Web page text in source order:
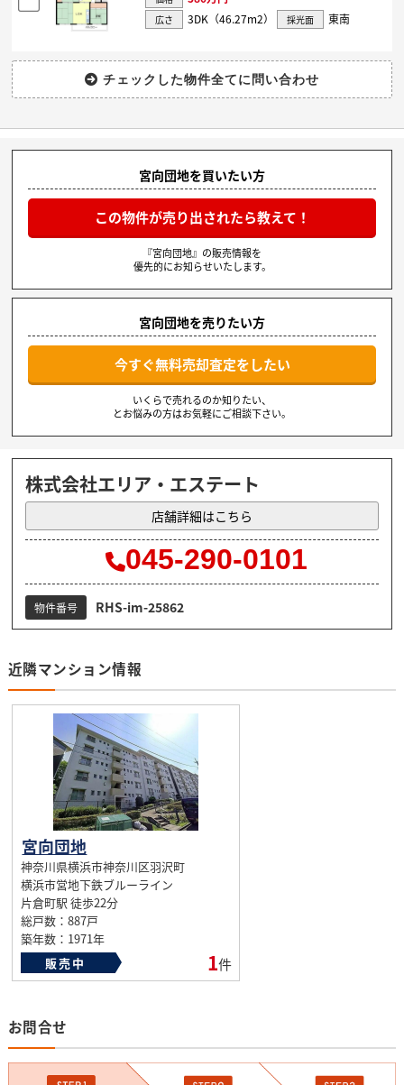
広さ 3DK（46.27m2） 採光面 東南
宮向団地を買いたい方
この物件が売り出されたら教えて！
『宮向団地』の販売情報を
優先的にお知らせいたします。
宮向団地を売りたい方
今すぐ無料売却査定をしたい
いくらで売れるのか知りたい、
とお悩みの方はお気軽にご相談下さい。
株式会社エリア・エステート
店舗詳細はこちら
045-290-0101
物件番号 RHS-im-25862
近隣マンション情報
宮向団地
神奈川県横浜市神奈川区羽沢町
横浜市営地下鉄ブルーライン
片倉町駅 徒歩22分
総戸数：887戸
築年数：1971年
販売中
1件
お問合せ